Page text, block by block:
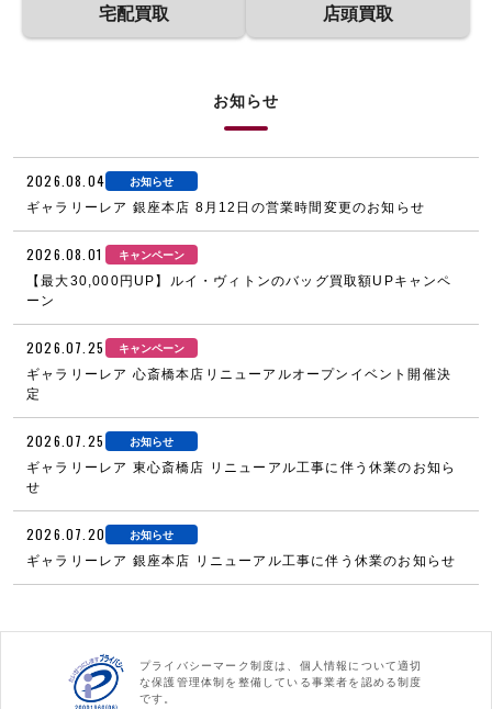
宅配買取 店頭買取
お知らせ
2026.08.04 お知らせ
ギャラリーレア 銀座本店 8月12日の営業時間変更のお知らせ
2026.08.01 キャンペーン
【最大30,000円UP】ルイ・ヴィトンのバッグ買取額UPキャンペ
ーン
2026.07.25 キャンペーン
ギャラリーレア 心斎橋本店リニューアルオープンイベント開催決
定
2026.07.25 お知らせ
ギャラリーレア 東心斎橋店 リニューアル工事に伴う休業のお知ら
せ
2026.07.20 お知らせ
ギャラリーレア 銀座本店 リニューアル工事に伴う休業のお知らせ
プライバシーマーク制度は、個人情報について適切
な保護管理体制を整備している事業者を認める制度
です。